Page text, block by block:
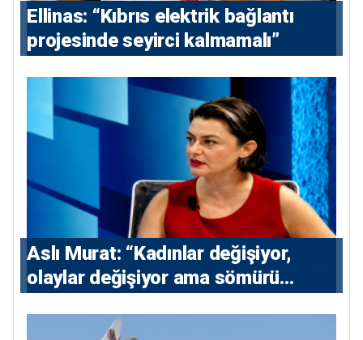
Ellinas: “Kıbrıs elektrik bağlantı
projesinde seyirci kalmamalı”
Aslı Murat: “Kadınlar değişiyor,
olaylar değişiyor ama sömürü